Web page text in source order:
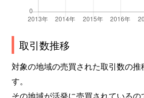
取引数推移
対象の地域の売買された取引数の
す。
その地域が活発に売買されている